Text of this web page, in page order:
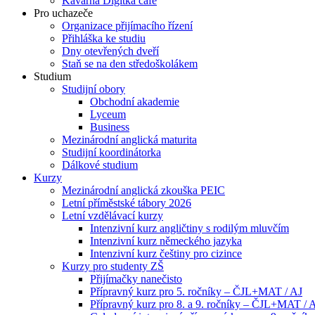
Pro uchazeče
Organizace přijímacího řízení
Přihláška ke studiu
Dny otevřených dveří
Staň se na den středoškolákem
Studium
Studijní obory
Obchodní akademie
Lyceum
Business
Mezinárodní anglická maturita
Studijní koordinátorka
Dálkové studium
Kurzy
Mezinárodní anglická zkouška PEIC
Letní příměstské tábory 2026
Letní vzdělávací kurzy
Intenzivní kurz angličtiny s rodilým mluvčím
Intenzivní kurz německého jazyka
Intenzivní kurz češtiny pro cizince
Kurzy pro studenty ZŠ
Přijímačky nanečisto
Přípravný kurz pro 5. ročníky – ČJL+MAT / AJ
Přípravný kurz pro 8. a 9. ročníky – ČJL+MAT /